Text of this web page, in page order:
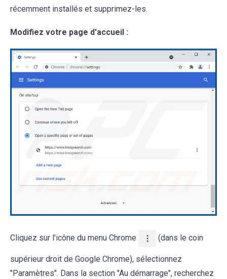
récemment installés et supprimez-les.
Modifiez votre page d'accueil :
Cliquez sur l'icône du menu Chrome (dans le coin
supérieur droit de Google Chrome), sélectionnez
"Paramètres". Dans la section "Au démarrage", recherchez